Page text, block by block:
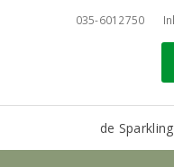
035-6012750
de